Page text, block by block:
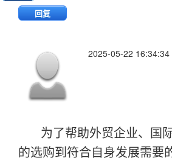
回复
2025-05-22
为了帮助外贸企业、国
的选购到符合自身发展需要